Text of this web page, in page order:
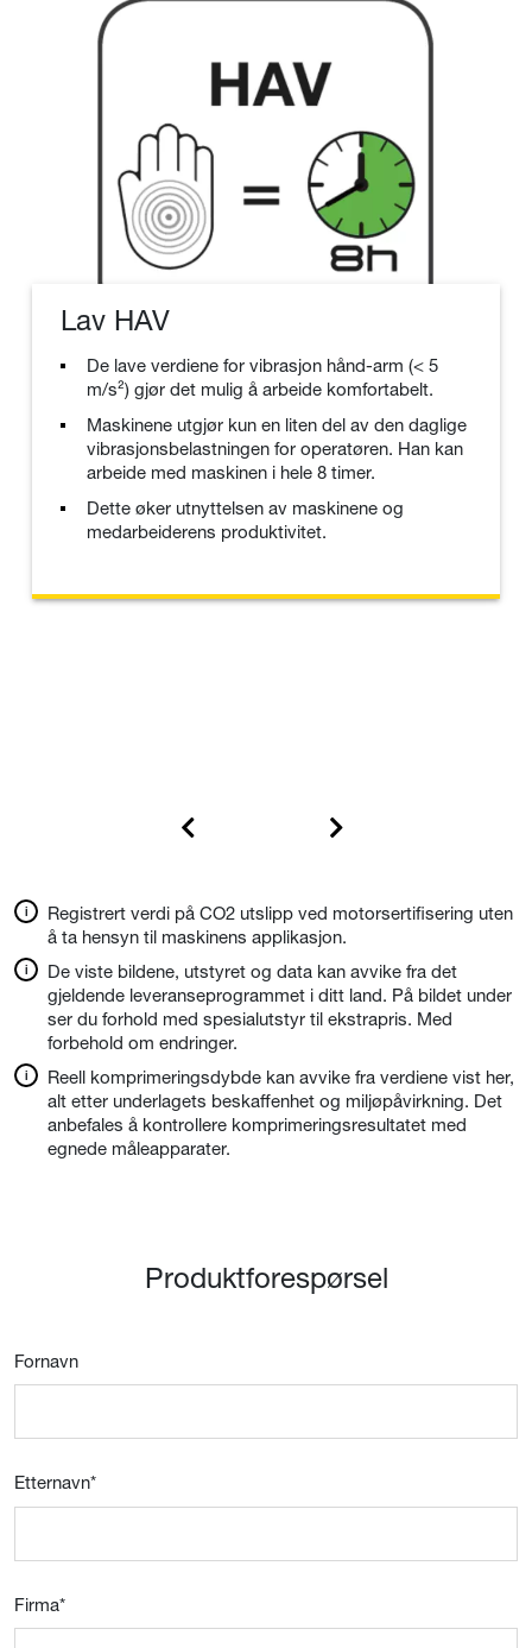
Lav HAV
De lave verdiene for vibrasjon hånd-arm (< 5
m/s²) gjør det mulig å arbeide komfortabelt.
Maskinene utgjør kun en liten del av den daglige
vibrasjonsbelastningen for operatøren. Han kan
arbeide med maskinen i hele 8 timer.
Dette øker utnyttelsen av maskinene og
medarbeiderens produktivitet.
Registrert verdi på CO2 utslipp ved motorsertifisering uten
å ta hensyn til maskinens applikasjon.
De viste bildene, utstyret og data kan avvike fra det
gjeldende leveranseprogrammet i ditt land. På bildet under
ser du forhold med spesialutstyr til ekstrapris. Med
forbehold om endringer.
Reell komprimeringsdybde kan avvike fra verdiene vist her,
alt etter underlagets beskaffenhet og miljøpåvirkning. Det
anbefales å kontrollere komprimeringsresultatet med
egnede måleapparater.
Produktforespørsel
Fornavn
Etternavn*
Firma*